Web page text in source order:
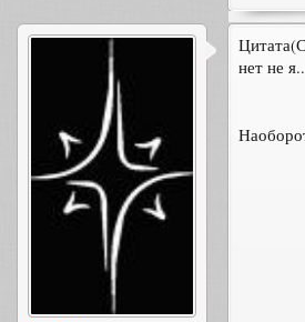
нет не